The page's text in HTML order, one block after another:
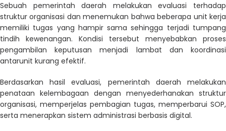
Sebuah pemerintah daerah melakukan evaluasi terhadap
struktur organisasi dan menemukan bahwa beberapa unit kerja
memiliki tugas yang hampir sama sehingga terjadi tumpang
tindih kewenangan. Kondisi tersebut menyebabkan proses
pengambilan keputusan menjadi lambat dan koordinasi
antarunit kurang efektif.
Berdasarkan hasil evaluasi, pemerintah daerah melakukan
penataan kelembagaan dengan menyederhanakan struktur
organisasi, memperjelas pembagian tugas, memperbarui SOP,
serta menerapkan sistem administrasi berbasis digital.